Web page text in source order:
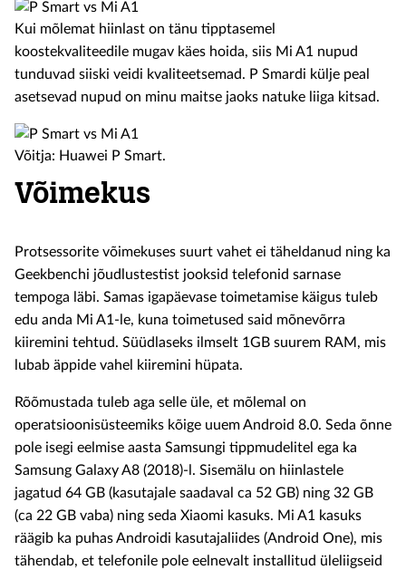
Kui mõlemat hiinlast on tänu tipptasemel
koostekvaliteedile mugav käes hoida, siis Mi A1 nupud
tunduvad siiski veidi kvaliteetsemad. P Smardi külje peal
asetsevad nupud on minu maitse jaoks natuke liiga kitsad.
Võitja: Huawei P Smart.
Võimekus
Protsessorite võimekuses suurt vahet ei täheldanud ning ka
Geekbenchi jõudlustestist jooksid telefonid sarnase
tempoga läbi. Samas igapäevase toimetamise käigus tuleb
edu anda Mi A1-le, kuna toimetused said mõnevõrra
kiiremini tehtud. Süüdlaseks ilmselt 1GB suurem RAM, mis
lubab äppide vahel kiiremini hüpata.
Rõõmustada tuleb aga selle üle, et mõlemal on
operatsioonisüsteemiks kõige uuem Android 8.0. Seda õnne
pole isegi eelmise aasta Samsungi tippmudelitel ega ka
Samsung Galaxy A8 (2018)-l. Sisemälu on hiinlastele
jagatud 64 GB (kasutajale saadaval ca 52 GB) ning 32 GB
(ca 22 GB vaba) ning seda Xiaomi kasuks. Mi A1 kasuks
räägib ka puhas Androidi kasutajaliides (Android One), mis
tähendab, et telefonile pole eelnevalt installitud üleliigseid